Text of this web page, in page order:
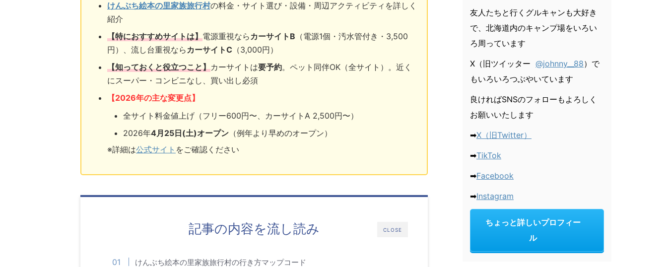
けんぶち絵本の里家族旅行村の料金・サイト選び・設備・周辺アクティビティを詳しく
紹介
【特におすすめサイトは】電源重視ならカーサイトB （電源1個・汚水管付き・3,500
円）、流し台重視ならカーサイトC （3,000円）
【知っておくと役立つこと】カーサイトは要予約。ペット同伴OK（全サイト）。近く
にスーパー・コンビニなし、買い出し必須
【2026年の主な変更点】
全サイト料金値上げ（フリー600円〜、カーサイトA 2,500円〜）
2026年4月25日(土)オープン （例年より早めのオープン）
※詳細は公式サイト をご確認ください
CLOSE
記事の内容を流し読み
けんぶち絵本の里家族旅行村の行き方マップコード
友人たちと行くグルキャンも大好き
で、北海道内のキャンプ場をいろい
ろ周っています
X（旧ツイッター @johnny__88）で
もいろいろつぶやいています
良ければSNSのフォローもよろしく
お願いいたします
➡X（旧Twitter）
➡TikTok
➡Facebook
➡Instagram
ちょっと詳しいプロフィー
ル